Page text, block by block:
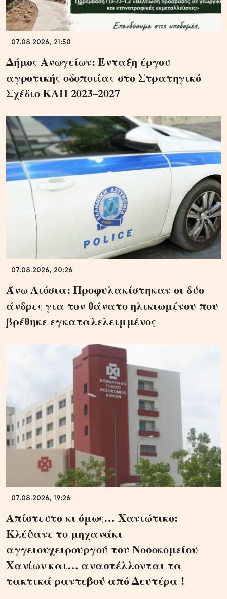
07.08.2026, 21:50
Δήμος Ανωγείων: Ένταξη έργου
αγροτικής οδοποιίας στο Στρατηγικό
Σχέδιο ΚΑΠ 2023–2027
07.08.2026, 20:26
Άνω Λιόσια: Προφυλακίστηκαν οι δύο
άνδρες για τον θάνατο ηλικιωμένου που
βρέθηκε εγκαταλελειμμένος
07.08.2026, 19:26
Απίστευτο κι όμως… Χανιώτικο:
Κλέψανε το μηχανάκι
αγγειουχειρουργού του Νοσοκομείου
Χανίων και… αναστέλλονται τα
τακτικά ραντεβού από Δευτέρα !